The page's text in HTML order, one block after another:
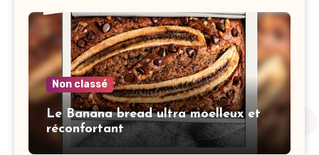
Non classé
Le Banana bread ultra moelleux et
réconfortant